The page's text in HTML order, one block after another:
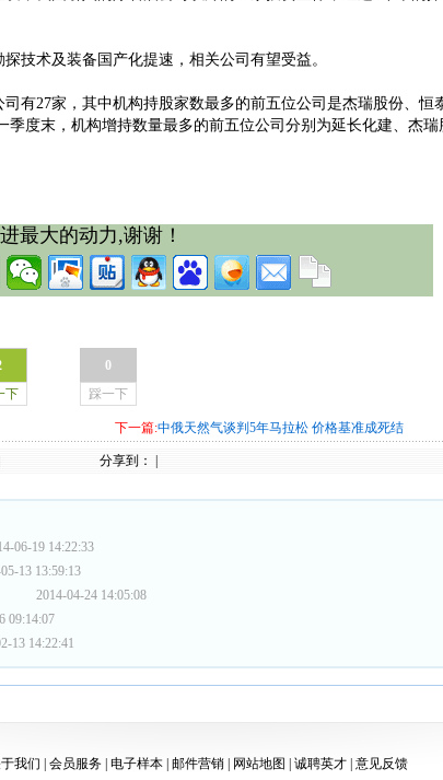
术及装备国产化提速，相关公司有望受益。
27家，其中机构持股家数最多的前五位公司是杰瑞股份、恒
度末，机构增持数量最多的前五位公司分别为延长化建、杰瑞
最大的动力,谢谢！
下
0
踩一下
下一篇:中俄天然气谈判5年马拉松 价格基准成死结
分享到：
06-19 14:22:33
13 13:59:13
2014-04-24 14:05:08
09:14:07
13 14:22:41
我们 会员服务 电子样本 邮件营销 网站地图 诚聘英才 意见反馈